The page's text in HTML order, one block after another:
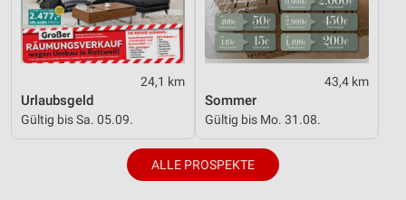
24,1 km
Urlaubsgeld
Gültig bis Sa. 05.09.
43,4 km
Sommer
Gültig bis Mo. 31.08.
ALLE PROSPEKTE